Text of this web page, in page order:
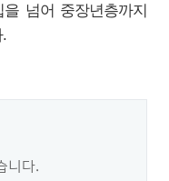
을 넘어 중장년층까지
니다.